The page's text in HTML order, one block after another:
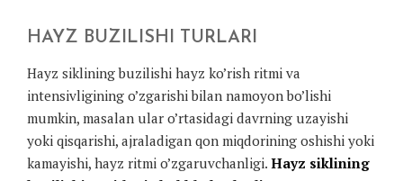
HAYZ BUZILISHI TURLARI
Hayz siklining buzilishi hayz ko’rish ritmi va
intensivligining o’zgarishi bilan namoyon bo’lishi
mumkin, masalan ular o’rtasidagi davrning uzayishi
yoki qisqarishi, ajraladigan qon miqdorining oshishi yoki
kamayishi, hayz ritmi o’zgaruvchanligi. Hayz siklining